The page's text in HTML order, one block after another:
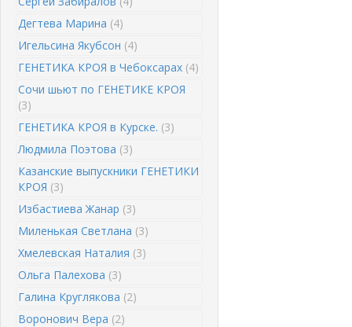
Дегтева Марина (4)
Игельсина Якубсон (4)
ГЕНЕТИКА КРОЯ в Чебоксарах (4)
Сочи шьют по ГЕНЕТИКЕ КРОЯ
(3)
ГЕНЕТИКА КРОЯ в Курске. (3)
Людмила Поэтова (3)
Казанские выпускники ГЕНЕТИКИ
КРОЯ (3)
Избастиева Жанар (3)
Миленькая Светлана (3)
Хмелевская Наталия (3)
Ольга Палехова (3)
Галина Круглякова (2)
Воронович Вера (2)